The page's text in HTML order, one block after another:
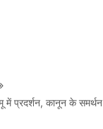
में प्रदर्शन, कानून के